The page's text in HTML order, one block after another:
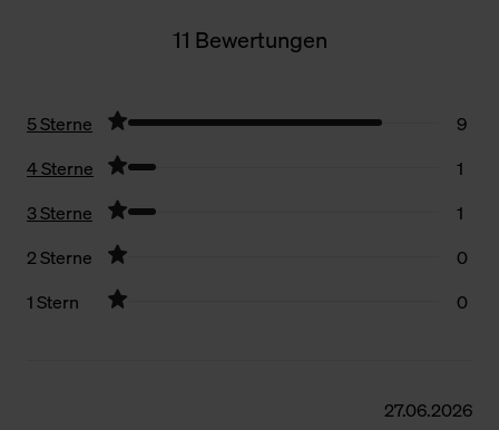
11 Bewertungen
5 Sterne
9
4 Sterne
1
3 Sterne
1
2 Sterne
0
1 Stern
0
27.06.2026